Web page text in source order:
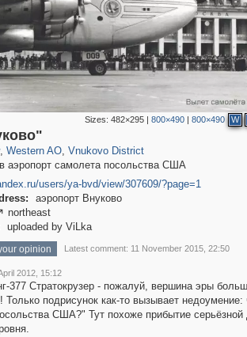
Sizes: 482×295| 800×490| 800×490 W
29,243
, Western AO
310
, Vnukovo District
аэропорт самолета посольства США
users/ya-bvd/view/307609/?page=1
аэропорт Внуково
northeast
uploaded by ViLka
opinion Latest comment: 11 November 2015, 22:50
2012, 15:12
377 Стратокрузер - пожалуй, вершина эры
Только подрисунок как-то вызывает недоумение:
США?" Тут похоже прибытие серьёзной